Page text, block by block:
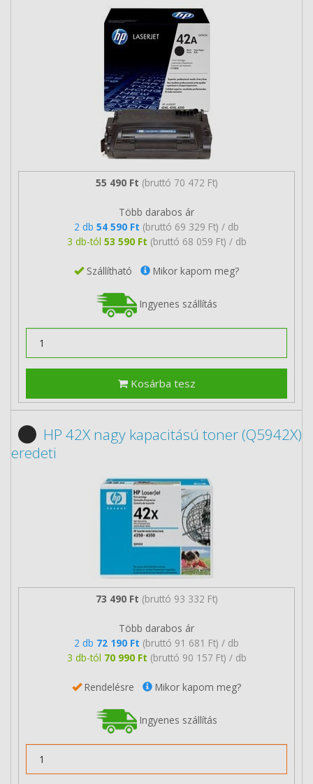
55 490 Ft (bruttó 70 472 Ft)
Több darabos ár
2 db 54 590 Ft (bruttó 69 329 Ft) / db
3 db-tól 53 590 Ft (bruttó 68 059 Ft) / db
Szállítható Mikor kapom meg?
Ingyenes szállítás
Kosárba tesz
HP 42X nagy kapacitású toner (Q5942X)
eredeti
73 490 Ft (bruttó 93 332 Ft)
Több darabos ár
2 db 72 190 Ft (bruttó 91 681 Ft) / db
3 db-tól 70 990 Ft (bruttó 90 157 Ft) / db
Rendelésre Mikor kapom meg?
Ingyenes szállítás